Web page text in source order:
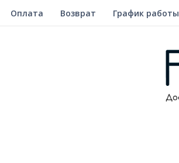
Оплата Возврат График работы